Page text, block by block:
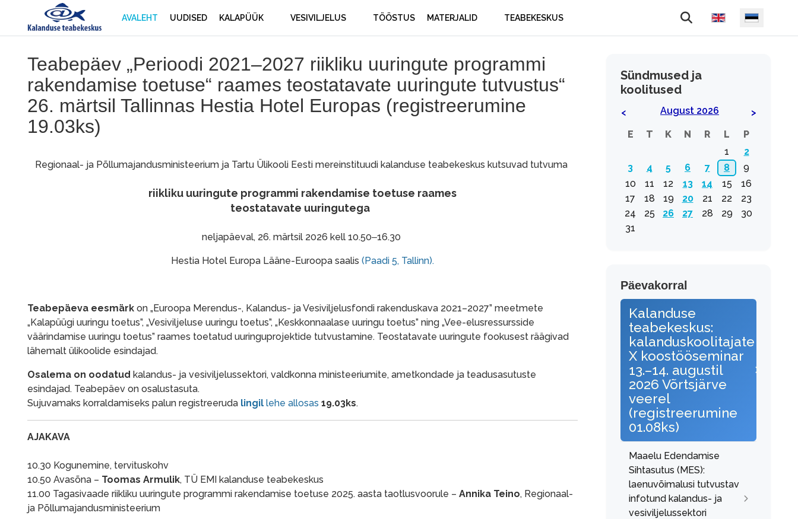
AVALEHT UUDISED KALAPÜÜK VESIVILJELUS TÖÖSTUS MATERJALID TEABEKESKUS Vali keel
Teabepäev „Perioodi 2021–2027 riikliku uuringute programmi
rakendamise toetuse“ raames teostatavate uuringute tutvustus“
26. märtsil Tallinnas Hestia Hotel Europas (registreerumine
19.03ks)
Regionaal- ja Põllumajandusministeerium ja Tartu Ülikooli Eesti mereinstituudi kalanduse teabekeskus kutsuvad tutvuma
riikliku uuringute programmi rakendamise toetuse raames
teostatavate uuringutega
neljapäeval, 26. märtsil 2026 kell 10.50–16.30
Hestia Hotel Europa Lääne-Euroopa saalis ( Paadi 5, Tallinn).
Teabepäeva eesmärk on „Euroopa Merendus-, Kalandus- ja Vesiviljelusfondi rakenduskava 2021–2027” meetmete
„Kalapüügi uuringu toetus”, „Vesiviljeluse uuringu toetus”, „Keskkonnaalase uuringu toetus” ning „Vee-elusressursside
väärindamise uuringu toetus” raames toetatud uuringuprojektide tutvustamine. Teostatavate uuringute fookusest räägivad
lähemalt ülikoolide esindajad.
Osalema on oodatud kalandus- ja vesiviljelussektori, valdkonna ministeeriumite, ametkondade ja teadusasutuste
esindajad. Teabepäev on osalustasuta.
Sujuvamaks korraldamiseks palun registreeruda lingil lehe allosas 19.03ks.
AJAKAVA
10.30 Kogunemine, tervituskohv
10.50 Avasõna – Toomas Armulik, TÜ EMI kalanduse teabekeskus
11.00 Tagasivaade riikliku uuringute programmi rakendamise toetuse 2025. aasta taotlusvoorule – Annika Teino, Regionaal-
ja Põllumajandusministeerium
Sündmused ja
koolitused
< August 2026
>
E
T K N R L
P
1
2
3
4 5 6 7 8
9
10
11 12 13 14 15
16
17
18 19 20 21 22
23
24
25 26 27 28 29
30
31
Päevakorral
Kalanduse
teabekeskus:
kalanduskoolitajate
X koostööseminar
13.–14. augustil
2026 Võrtsjärve
veerel
(registreerumine
01.08ks)
Maaelu Edendamise
Sihtasutus (MES):
laenuvõimalusi tutvustav
infotund kalandus- ja
vesiviljelussektori